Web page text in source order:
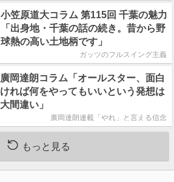
小笠原道大コラム 第115回 千葉の魅力
「出身地・千葉の話の続き。昔から野
球熱の高い土地柄です」
ガッツのフルスイング主義
廣岡達朗コラム「オールスター、面白
ければ何をやってもいいという発想は
大間違い」
廣岡達朗連載「やれ」と言える信念
もっと見る